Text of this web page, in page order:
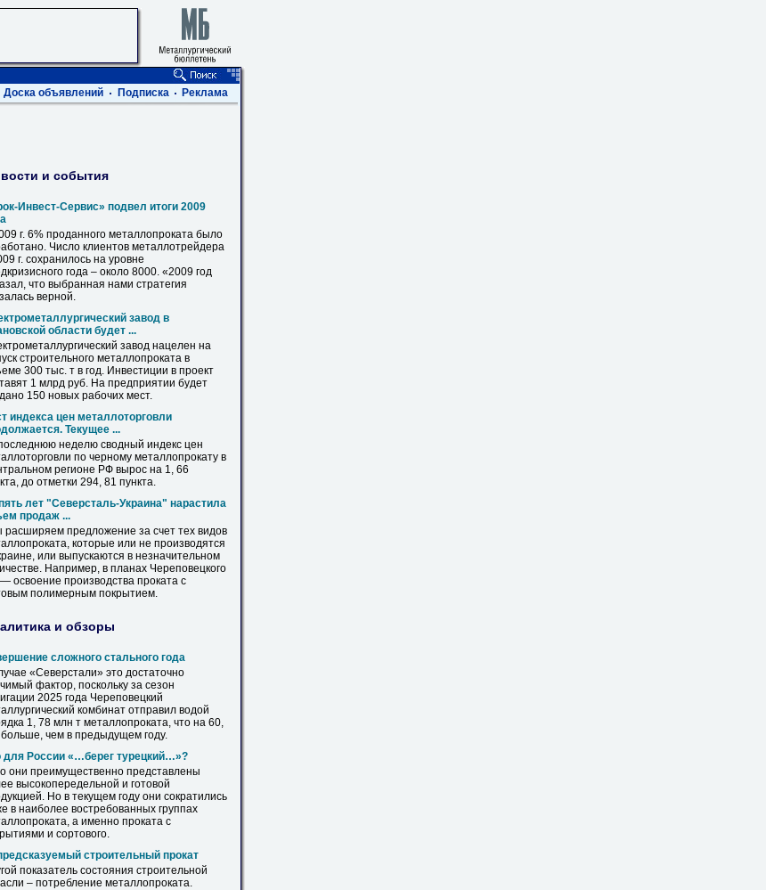
Доска объявлений Подписка Реклама
и события
Инвест-Сервис» подвел итоги 2009
г. 6% проданного металлопроката было
Число клиентов металлотрейдера
г. сохранилось на уровне
года – около 8000. «2009 год
что выбранная нами стратегия
верной.
завод в
области будет ...
завод нацелен на
строительного металлопроката в
300 тыс. т в год. Инвестиции в проект
1 млрд руб. На предприятии будет
150 новых рабочих мест.
индекса цен металлоторговли
Текущее ...
неделю сводный индекс цен
по черному металлопрокату в
регионе РФ вырос на 1, 66
до отметки 294, 81 пункта.
лет "Северсталь-Украина" нарастила
продаж ...
предложение за счет тех видов
, которые или не производятся
или выпускаются в незначительном
Например, в планах Череповецкого
освоение производства проката с
полимерным покрытием.
и обзоры
сложного стального года
«Северстали» это достаточно
фактор, поскольку за сезон
2025 года Череповецкий
комбинат отправил водой
1, 78 млн т металлопроката, что на 60,
чем в предыдущем году.
для России «…берег турецкий…»?
они преимущественно представлены
высокопередельной и готовой
Но в текущем году они сократились
в наиболее востребованных группах
, а именно проката с
и сортового.
строительный прокат
показатель состояния строительной
– потребление металлопроката.